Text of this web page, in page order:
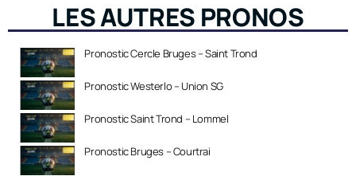
LES AUTRES PRONOS
Pronostic Cercle Bruges – Saint Trond
Pronostic Westerlo – Union SG
Pronostic Saint Trond – Lommel
Pronostic Bruges – Courtrai